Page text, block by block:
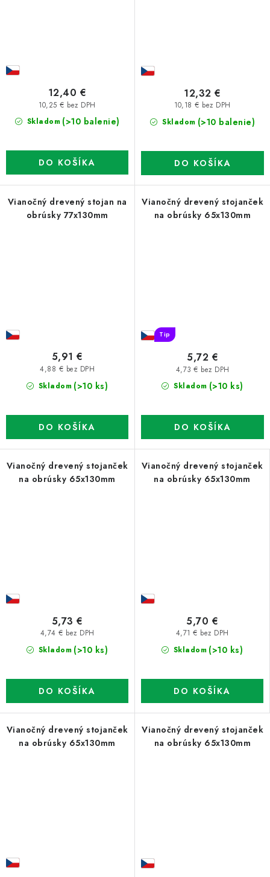
Skladom (>10 balenie)
10,25 € bez DPH
12,40 €
DO KOŠÍKA
Skladom (>10 balenie)
10,18 € bez DPH
12,32 €
DO KOŠÍKA
Vianočný drevený stojan na
obrúsky 77x130mm
Skladom (>10 ks)
4,88 € bez DPH
5,91 €
DO KOŠÍKA
Vianočný drevený stojanček
na obrúsky 65x130mm
Tip
Skladom (>10 ks)
4,73 € bez DPH
5,72 €
DO KOŠÍKA
Vianočný drevený stojanček
na obrúsky 65x130mm
Skladom (>10 ks)
4,74 € bez DPH
5,73 €
DO KOŠÍKA
Vianočný drevený stojanček
na obrúsky 65x130mm
Skladom (>10 ks)
4,71 € bez DPH
5,70 €
DO KOŠÍKA
Vianočný drevený stojanček
na obrúsky 65x130mm
Vianočný drevený stojanček
na obrúsky 65x130mm